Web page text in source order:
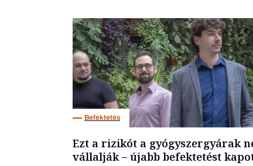
Befektetés
Ezt a rizikót a gyógyszergyárak
vállalják – újabb befektetést